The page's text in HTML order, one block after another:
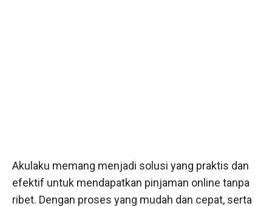
Akulaku memang menjadi solusi yang praktis dan
efektif untuk mendapatkan pinjaman online tanpa
ribet. Dengan proses yang mudah dan cepat, serta